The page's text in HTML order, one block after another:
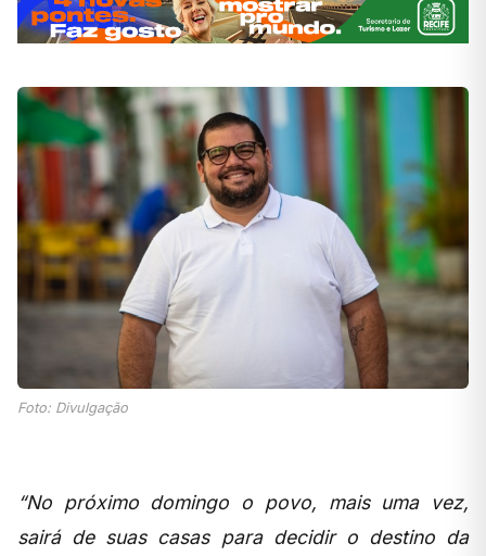
Foto: Divulgação
“No próximo domingo o povo, mais uma vez,
sairá de suas casas para decidir o destino da